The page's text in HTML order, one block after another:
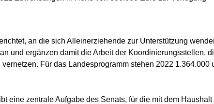
an die sich Alleinerziehende zur Unterstützung
und ergänzen damit die Arbeit der Koordinierungsstellen,
Für das Landesprogramm stehen 2022 1.364.000
eine zentrale Aufgabe des Senats, für die mit dem Haushalt